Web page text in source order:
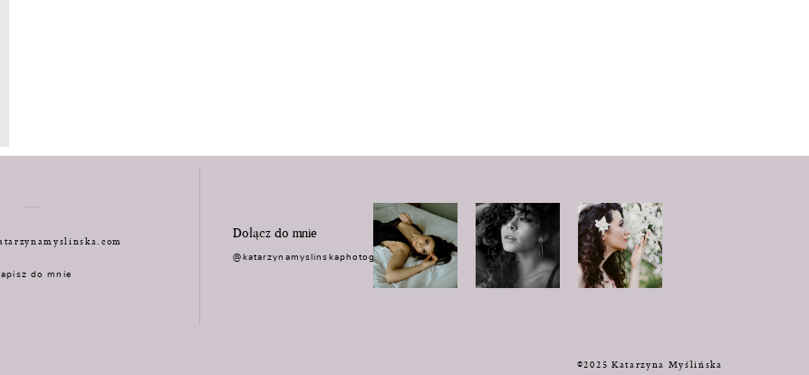
do mnie
Dołącz do mnie
@katarzynamyslinskaphotography
©2025 Katarzyna Myślińska